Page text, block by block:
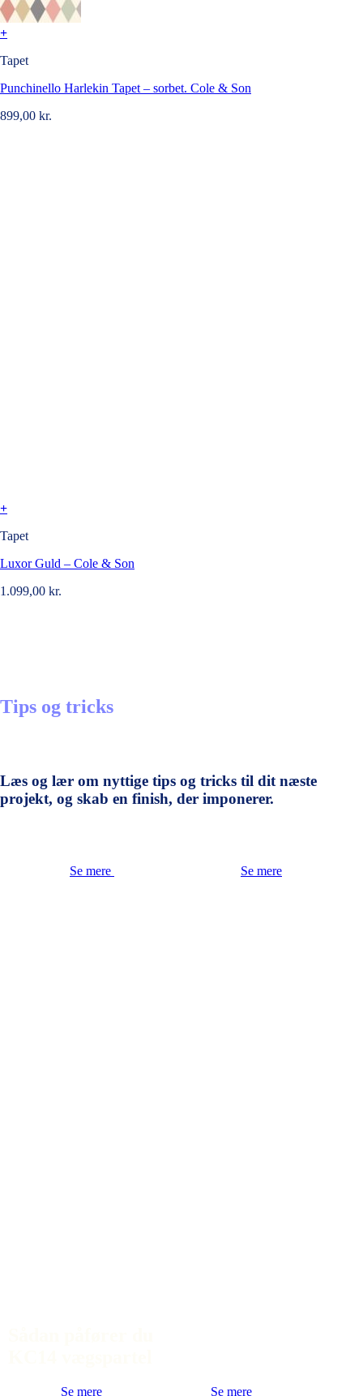
+
Tapet
Punchinello Harlekin Tapet – sorbet. Cole & Son
899,00 kr.
+
Tapet
Luxor Guld – Cole & Son
1.099,00 kr.
Tips og tricks
Læs og lær om nyttige tips og tricks til dit næste
projekt, og skab en finish, der imponerer.
Se mere Se mere
Se mere Se mere